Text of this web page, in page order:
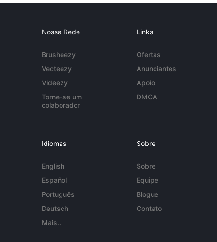
Nossa Rede
Brusheezy
Vecteezy
Videezy
Torne-se um
colaborador
Links
Ofertas
Anunciantes
Apoio
DMCA
Idiomas
English
Español
Português
Deutsch
Mais...
Sobre
Sobre
Equipe
Blogue
Contato